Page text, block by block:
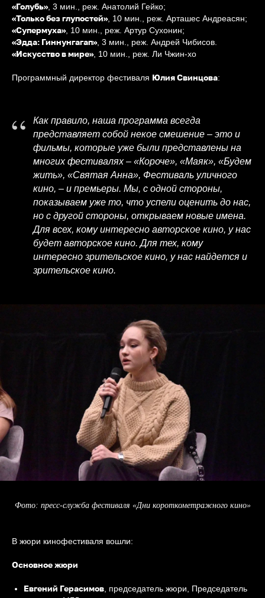
«Голубь», 3 мин., реж. Анатолий Гейко;
«Только без глупостей», 10 мин., реж. Арташес Андреасян;
«Супермуха», 10 мин., реж. Артур Сухонин;
«Эдда: Гиннунгагап», 3 мин., реж. Андрей Чибисов.
«Искусство в мире», 10 мин., реж. Ли Чжин-хо
Программный директор фестиваля Юлия Свинцова:
“
Как правило, наша программа всегда
представляет собой некое смешение – это и
фильмы, которые уже были представлены на
многих фестивалях – «Короче», «Маяк», «Будем
жить», «Святая Анна», Фестиваль уличного
кино, – и премьеры. Мы, с одной стороны,
показываем уже то, что успели оценить до нас,
но с другой стороны, открываем новые имена.
Для всех, кому интересно авторское кино, у нас
будет авторское кино. Для тех, кому
интересно зрительское кино, у нас найдется и
зрительское кино.
Фото: пресс-служба фестиваля «Дни короткометражного кино»
В жюри кинофестиваля вошли:
Основное жюри
Евгений Герасимов, председатель жюри, Председатель